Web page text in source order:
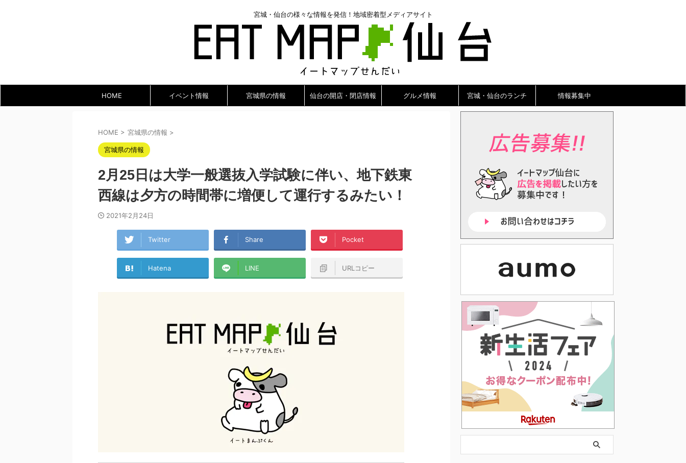
宮城・仙台の様々な情報を発信！地域密着型メディアサイト
HOME イベント情報 宮城県の情報 仙台の開店・閉店情報 グルメ情報 宮城・仙台のランチ 情報募集中
HOME > 宮城県の情報 >
宮城県の情報
2月25日は大学一般選抜入学試験に伴い、地下鉄東
西線は夕方の時間帯に増便して運行するみたい！
2021年2月24日
Twitter Share Pocket
Hatena LINE URLコピー